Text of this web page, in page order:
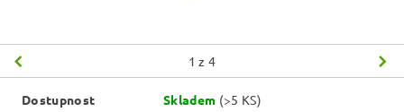
1 z 4
Dostupnost Skladem (>5 KS)